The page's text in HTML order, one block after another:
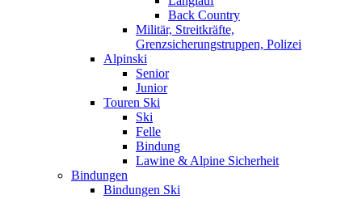
Back Country
Militär, Streitkräfte,
Grenzsicherungstruppen, Polizei
Alpinski
Senior
Junior
Touren Ski
Ski
Felle
Bindung
Lawine & Alpine Sicherheit
Bindungen
Bindungen Ski